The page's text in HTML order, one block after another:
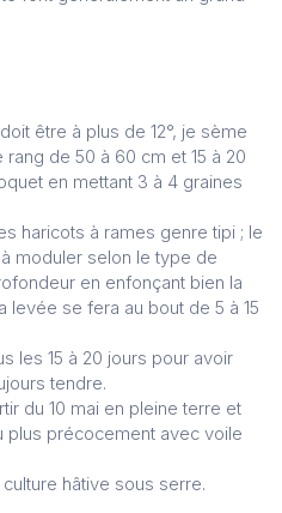
être à plus de 12°, je sème
de 50 à 60 cm et 15 à 20
en mettant 3 à 4 graines
haricots à rames genre tipi ; le
moduler selon le type de
en enfonçant bien la
levée se fera au bout de 5 à 15
les 15 à 20 jours pour avoir
tendre.
du 10 mai en pleine terre et
plus précocement avec voile
hâtive sous serre.